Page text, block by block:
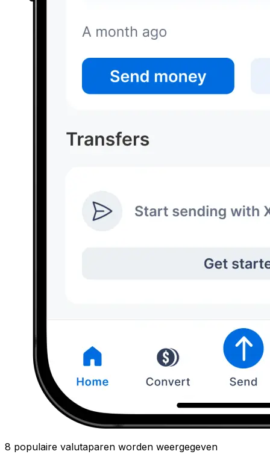
8 populaire valutaparen worden weergegeven